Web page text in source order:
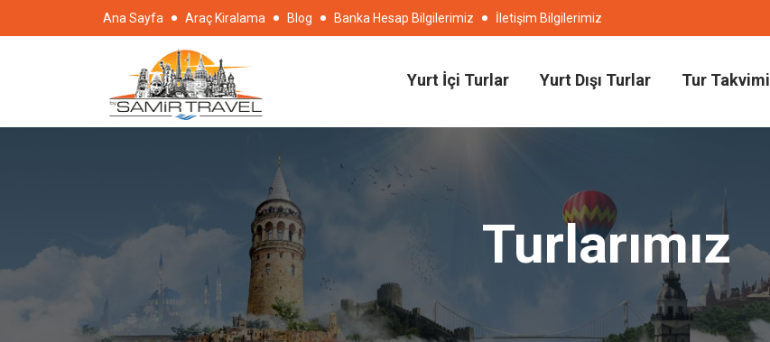
Ana Sayfa Araç Kiralama Blog Banka Hesap Bilgilerimiz İletişim Bilgilerimiz
Yurt İçi Turlar Yurt Dışı Turlar Tur Takvimi
Turlarımız